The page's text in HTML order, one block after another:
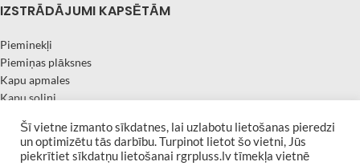
IZSTRĀDĀJUMI KAPSĒTĀM
Pieminekļi
Piemiņas plāksnes
Kapu apmales
Kapu soliņi
Granīta vāzes
RGR PLUSS 2019 All rights reserved| Developed by Afina
Šī vietne izmanto sīkdatnes, lai uzlabotu lietošanas pieredzi
un optimizētu tās darbību. Turpinot lietot šo vietni, Jūs
piekrītiet sīkdatņu lietošanai rgrpluss.lv tīmekļa vietnē